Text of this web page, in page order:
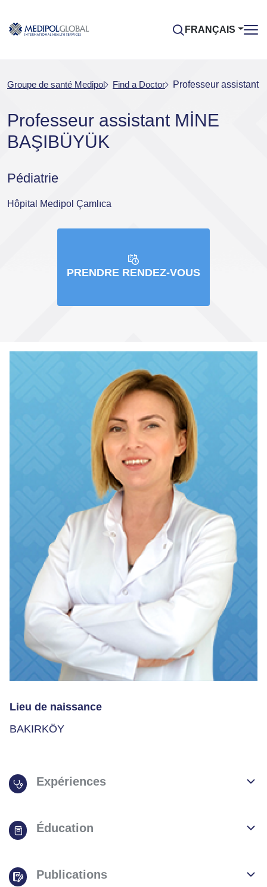
FRANÇAIS
Groupe de santé Medipol Find a Doctor Professeur assistant
Professeur assistant MİNE
BAŞIBÜYÜK
Pédiatrie
Hôpital Medipol Çamlıca
PRENDRE RENDEZ-VOUS
Lieu de naissance
BAKIRKÖY
Expériences
Éducation
Publications